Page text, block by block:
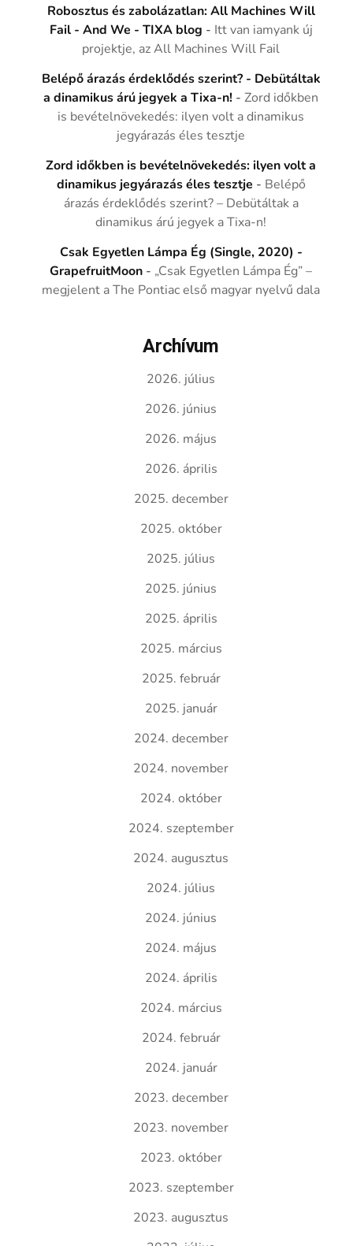
Robosztus és zabolázatlan: All Machines Will
Fail - And We - TIXA blog - Itt van iamyank új
projektje, az All Machines Will Fail
Belépő árazás érdeklődés szerint? - Debütáltak
a dinamikus árú jegyek a Tixa-n! -Zord időkben
is bevételnövekedés: ilyen volt a dinamikus
jegyárazás éles tesztje
Zord időkben is bevételnövekedés: ilyen volt a
dinamikus jegyárazás éles tesztje - Belépő
árazás érdeklődés szerint? – Debütáltak a
dinamikus árú jegyek a Tixa-n!
Csak Egyetlen Lámpa Ég (Single, 2020) -
GrapefruitMoon - „Csak Egyetlen Lámpa Ég” –
megjelent a The Pontiac első magyar nyelvű dala
Archívum
2026. július
2026. június
2026. május
2026. április
2025. december
2025. október
2025. július
2025. június
2025. április
2025. március
2025. február
2025. január
2024. december
2024. november
2024. október
2024. szeptember
2024. augusztus
2024. július
2024. június
2024. május
2024. április
2024. március
2024. február
2024. január
2023. december
2023. november
2023. október
2023. szeptember
2023. augusztus